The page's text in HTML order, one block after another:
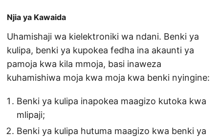
Njia ya Kawaida
Uhamishaji wa kielektroniki wa ndani. Benki ya
kulipa, benki ya kupokea fedha ina akaunti ya
pamoja kwa kila mmoja, basi inaweza
kuhamishiwa moja kwa moja kwa benki nyingine:
Benki ya kulipa inapokea maagizo kutoka kwa
mlipaji;
Benki ya kulipa hutuma maagizo kwa benki ya